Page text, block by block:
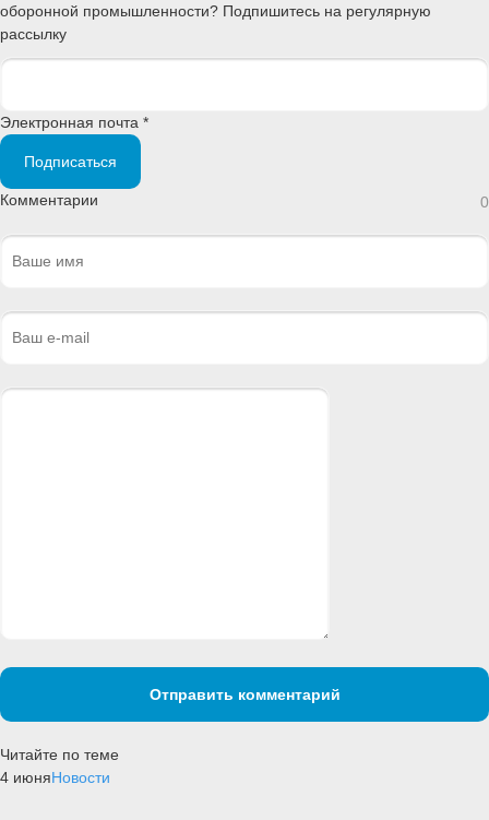
оборонной промышленности? Подпишитесь на регулярную
рассылку
Электронная почта *
Подписаться
Комментарии 0
Отправить комментарий
Читайте по теме
4 июняНовости